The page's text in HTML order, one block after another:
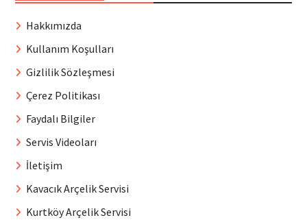
Hakkımızda
Kullanım Koşulları
Gizlilik Sözleşmesi
Çerez Politikası
Faydalı Bilgiler
Servis Videoları
İletişim
Kavacık Arçelik Servisi
Kurtköy Arçelik Servisi